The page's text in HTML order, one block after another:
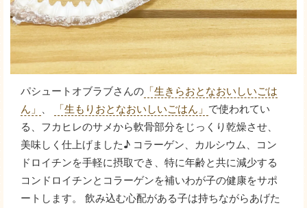
パシュートオブラブさんの 「生きらおとなおいしいごは
ん」
「生もりおとなおいしいごはん」 で使われてい
る、フカヒレのサメから軟骨部分をじっくり乾燥させ、
美味しく仕上げました♪ コラーゲン、カルシウム、コン
ドロイチンを手軽に摂取でき、特に年齢と共に減少する
コンドロイチンとコラーゲンを補いわが子の健康をサポ
ートします。 飲み込む心配がある子は持ちながらあげた